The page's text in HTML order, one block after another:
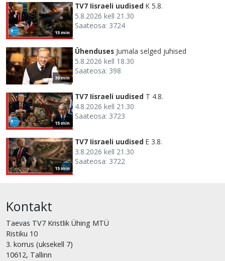
15 min
TV7 Iisraeli uudised K 5.8.
5.8.2026 kell 21.30
Saateosa: 3724
30 min
Ühenduses Jumala selged juhised
5.8.2026 kell 18.30
Saateosa: 398
15 min
TV7 Iisraeli uudised T 4.8.
4.8.2026 kell 21.30
Saateosa: 3723
15 min
TV7 Iisraeli uudised E 3.8.
3.8.2026 kell 21.30
Saateosa: 3722
Kontakt
Taevas TV7 Kristlik Ühing MTÜ
Ristiku 10
3. korrus (uksekell 7)
10612, Tallinn